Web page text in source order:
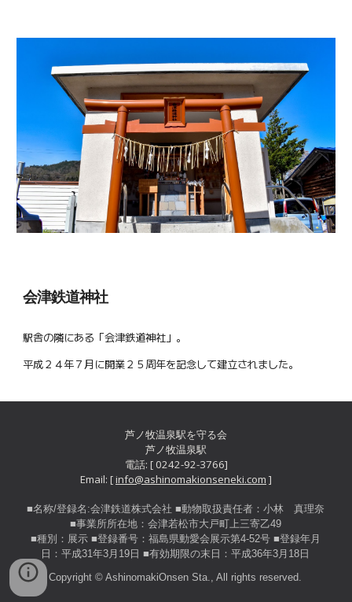
会津鉄道神社
駅舎の隣にある「会津鉄道神社」。
平成２４年７月に開業２５周年を記念して建立されました。
芦ノ牧温泉駅を守る会
芦ノ牧温泉駅
電話: [ 0242-92-3766]
Email: [info@ashinomakionseneki.com ]
■名称/登録名:会津鉄道株式会社 ■動物取扱責任者：小林 真理奈
■事業所所在地：会津若松市大戸町上三寄乙49
■種別：展示 ■登録番号：福島県動愛会展示第4-52号 ■登録年月
日：平成31年3月19日 ■有効期限の末日：平成36年3月18日
Copyright © AshinomakiOnsen Sta., All rights reserved.